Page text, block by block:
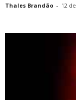
Thales Brandão - 12